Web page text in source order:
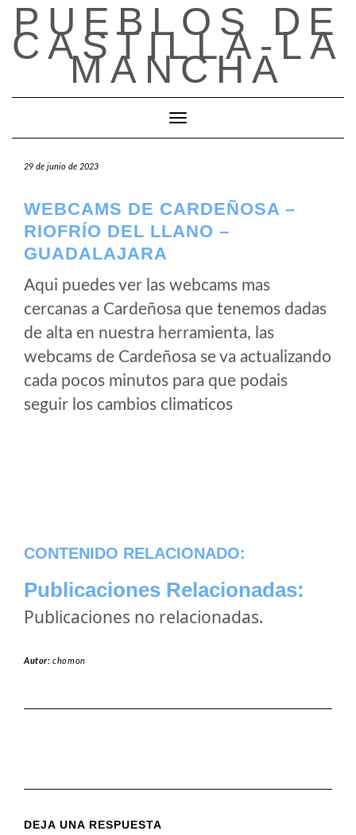
Saltar
contenido
PUEBLOS DE
CASTILLA-LA
MANCHA
Cambiar modo de navegación
29 de junio de 2023
WEBCAMS DE CARDEÑOSA –
RIOFRÍO DEL LLANO –
GUADALAJARA
Aqui puedes ver las webcams mas
cercanas a Cardeñosa que tenemos dadas
de alta en nuestra herramienta, las
webcams de Cardeñosa se va actualizando
cada pocos minutos para que podais
seguir los cambios climaticos
CONTENIDO RELACIONADO:
Publicaciones Relacionadas:
Publicaciones no relacionadas.
Autor:chomon
DEJA UNA RESPUESTA